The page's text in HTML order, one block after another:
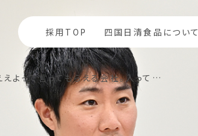
採用TOP 四国日清食品について
よって言ってもらえる会社。入ってみて、それが本当だと分かりました